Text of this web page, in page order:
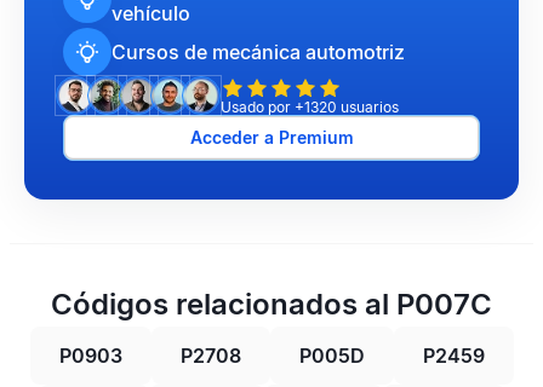
vehículo
Cursos de mecánica automotriz
Usado por +1320 usuarios
Acceder a Premium
Códigos relacionados al P007C
P0903 P2708 P005D P2459